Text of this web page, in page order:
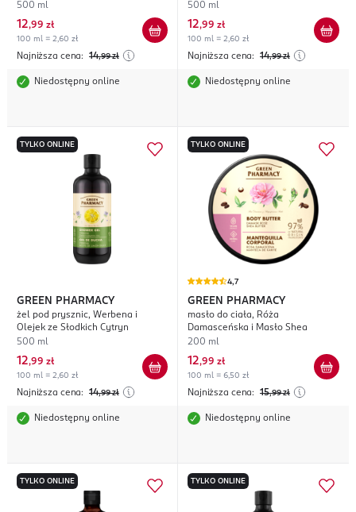
500 ml
12,99 zł
100 ml = 2,60 zł
Najniższa cena: 14,99 zł
Niedostępny online
500 ml
12,99 zł
100 ml = 2,60 zł
Najniższa cena: 14,99 zł
Niedostępny online
TYLKO ONLINE
GREEN PHARMACY
żel pod prysznic, Werbena i
Olejek ze Słodkich Cytryn
500 ml
12,99 zł
100 ml = 2,60 zł
Najniższa cena: 14,99 zł
Niedostępny online
TYLKO ONLINE
4,7
GREEN PHARMACY
masło do ciała, Róża
Damasceńska i Masło Shea
200 ml
12,99 zł
100 ml = 6,50 zł
Najniższa cena: 15,99 zł
Niedostępny online
TYLKO ONLINE TYLKO ONLINE